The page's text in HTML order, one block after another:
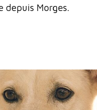
depuis Morges.